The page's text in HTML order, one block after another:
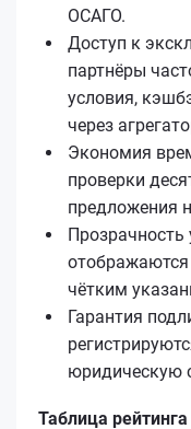
ОСАГО.
Доступ к
партнёры
условия,
через
Экономия
проверки
предложения
отображаются
чётким
Гарантия
юридическую
Таблица